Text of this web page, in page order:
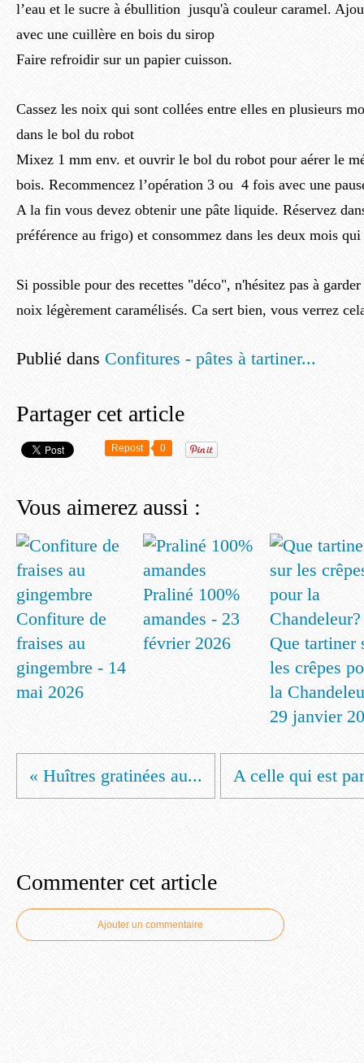
l’eau et le sucre à ébullition jusqu'à couleur caramel.
avec une cuillère en bois du sirop
Faire refroidir sur un papier cuisson.
Cassez les noix qui sont collées entre elles en plusieurs
dans le bol du robot
Mixez 1 mm env. et ouvrir le bol du robot pour aérer le
bois. Recommencez l’opération 3 ou 4 fois avec une
A la fin vous devez obtenir une pâte liquide. Réservez
préférence au frigo) et consommez dans les deux mois
Si possible pour des recettes "déco", n'hésitez pas à
noix légèrement caramélisés. Ca sert bien, vous verrez
Publié dans Confitures - pâtes à tartiner...
Partager cet article
Repost 0
Vous aimerez aussi :
Confiture de
fraises au
gingembre - 14
mai 2026
Praliné 100%
amandes - 23
février 2026
Que tartiner
les crêpes
la
29 janvier
« Huîtres gratinées au... A celle qui est
Commenter cet article
Ajouter un commentaire